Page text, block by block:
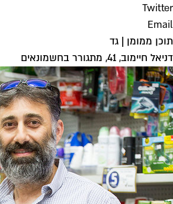
Twitter
Email
תוכן ממומן | גד
דניאל חיימוב, 41, מתגורר בחשמונאים